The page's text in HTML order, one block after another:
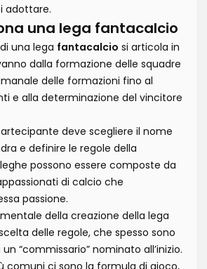
adottare.
una lega fantacalcio
una lega fantacalcio si articola in
dalla formazione delle squadre
delle formazioni fino al
e alla determinazione del vincitore
deve scegliere il nome
e definire le regole della
possono essere composte da
di calcio che
passione.
della creazione della lega
delle regole, che spesso sono
“commissario” nominato all’inizio.
comuni ci sono la formula di gioco,